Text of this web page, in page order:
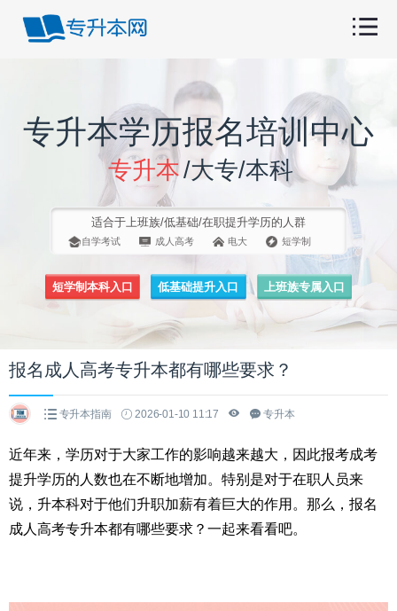
专升本学历报名培训中心
专升本/大专/本科
适合于上班族/低基础/在职提升学历的人群
自学考试 成人高考 电大 短学制
短学制本科入口 低基础提升入口 上班族专属入口
报名成人高考专升本都有哪些要求？
专升本指南 2026-01-10 11:17 专升本
近年来，学历对于大家工作的影响越来越大，因此报考成考
提升学历的人数也在不断地增加。特别是对于在职人员来
说，升本科对于他们升职加薪有着巨大的作用。那么，报名
成人高考专升本都有哪些要求？一起来看看吧。